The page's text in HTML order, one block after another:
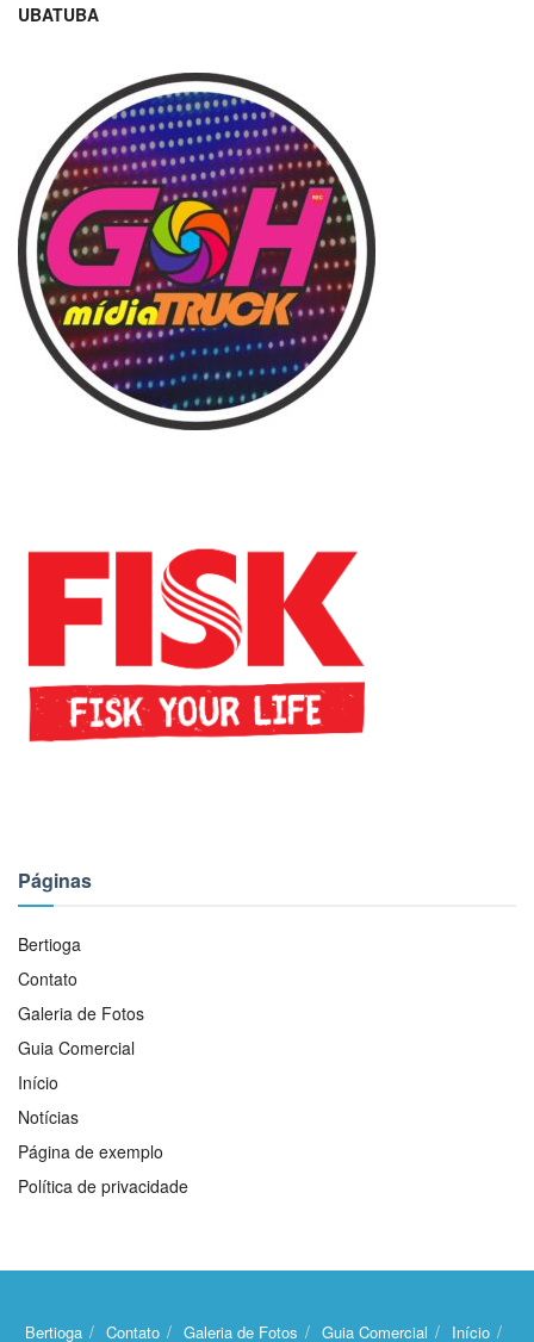
UBATUBA
Páginas
Bertioga
Contato
Galeria de Fotos
Guia Comercial
Início
Notícias
Página de exemplo
Política de privacidade
Bertioga Contato Galeria de Fotos Guia Comercial Início